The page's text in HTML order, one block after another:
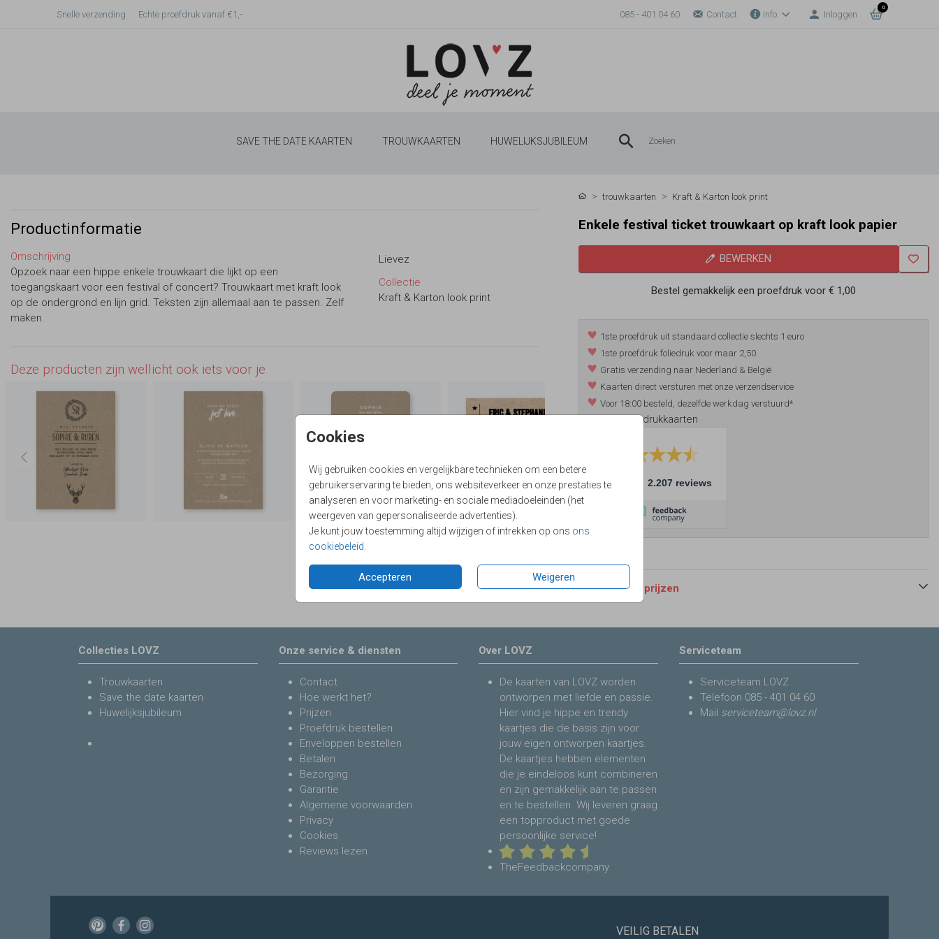
Snelle verzending Echte proefdruk vanaf €1,- 085 - 401 04 60 Contact Info Inloggen
0
SAVE THE DATE KAARTEN TROUWKAARTEN HUWELIJKSJUBILEUM
Cookies
Wij gebruiken cookies en vergelijkbare technieken om een betere
gebruikerservaring te bieden, ons websiteverkeer en onze prestaties te
analyseren en voor marketing- en sociale mediadoeleinden (het
weergeven van gepersonaliseerde advertenties).
Je kunt jouw toestemming altijd wijzigen of intrekken op ons ons
cookiebeleid
Accepteren Weigeren
Productinformatie
Omschrijving
Opzoek naar een hippe enkele trouwkaart die lijkt op een
toegangskaart voor een festival of concert? Trouwkaart met kraft look
op de ondergrond en lijn grid. Teksten zijn allemaal aan te passen. Zelf
maken.
Lievez
Collectie
Kraft & Karton look print
Deze producten zijn wellicht ook iets voor je
trouwkaarten Kraft & Karton look print
Enkele festival ticket trouwkaart op kraft look papier
BEWERKEN
Bestel gemakkelijk een proefdruk voor€ 1,00
1ste proefdruk uit standaard collectie slechts 1 euro
1ste proefdruk foliedruk voor maar 2,50
Gratis verzending naar Nederland & België
Kaarten direct versturen met onze verzendservice
Voor 18:00 besteld, dezelfde werkdag verstuurd*
*m.u.v. foliedrukkaarten
9.4 2.207 reviews
Formaten en prijzen
Collecties LOVZ
Trouwkaarten
Save the date kaarten
Huwelijksjubileum
Onze service & diensten
Contact
Hoe werkt het?
Prijzen
Proefdruk bestellen
Enveloppen bestellen
Betalen
Bezorging
Garantie
Algemene voorwaarden
Privacy
Cookies
Reviews lezen
Over LOVZ
De kaarten van LOVZ worden
ontworpen met liefde en passie.
Hier vind je hippe en trendy
kaartjes die de basis zijn voor
jouw eigen ontworpen kaartjes.
De kaartjes hebben elementen
die je eindeloos kunt combineren
en zijn gemakkelijk aan te passen
en te bestellen. Wij leveren graag
een topproduct met goede
persoonlijke service!
TheFeedbackcompany
Serviceteam
Serviceteam LOVZ
Telefoon 085 - 401 04 60
Mail serviceteam@lovz.nl
VEILIG BETALEN